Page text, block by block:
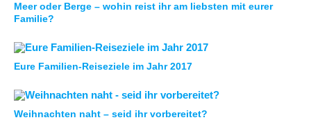
Meer oder Berge – wohin reist ihr am liebsten mit eurer
Familie?
Eure Familien-Reiseziele im Jahr 2017
Weihnachten naht – seid ihr vorbereitet?